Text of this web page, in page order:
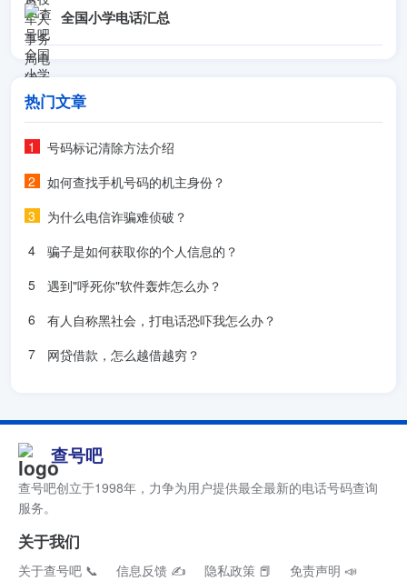
全国小学电话汇总
热门文章
号码标记清除方法介绍
如何查找手机号码的机主身份？
为什么电信诈骗难侦破？
骗子是如何获取你的个人信息的？
遇到"呼死你"软件轰炸怎么办？
有人自称黑社会，打电话恐吓我怎么办？
网贷借款，怎么越借越穷？
查号吧
查号吧创立于1998年，力争为用户提供最全最新的电话号码查询
服务。
关于我们
关于查号吧 📞 信息反馈 ✍ 隐私政策 📕 免责声明 📣